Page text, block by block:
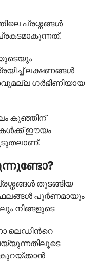
പ്രശ്നങ്ങൾ
ലക്ഷണങ്ങൾ
ഗർഭിണിയായ
കുഞ്ഞിന്
ഈയം
തുടങ്ങിയ
പൂർണമായും
നിങ്ങളുടെ
ലെഡിന്‍റെ